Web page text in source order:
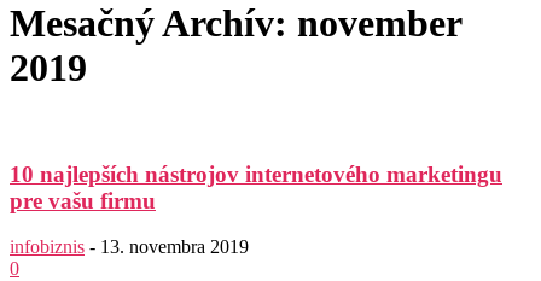
Mesačný Archív: november
2019
10 najlepších nástrojov internetového marketingu
pre vašu firmu
infobiznis - 13. novembra 2019
0